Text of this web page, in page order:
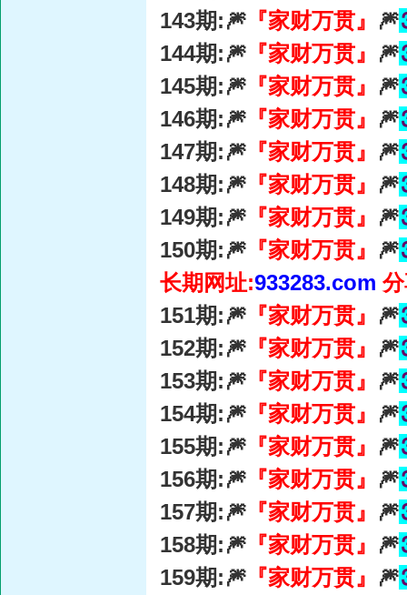
143期:🎆 『家财万贯』 🎆
144期:🎆 『家财万贯』 🎆
145期:🎆 『家财万贯』 🎆
146期:🎆 『家财万贯』 🎆
147期:🎆 『家财万贯』 🎆
148期:🎆 『家财万贯』 🎆
149期:🎆 『家财万贯』 🎆
150期:🎆 『家财万贯』 🎆
长期网址:933283.com
151期:🎆 『家财万贯』 🎆
152期:🎆 『家财万贯』 🎆
153期:🎆 『家财万贯』 🎆
154期:🎆 『家财万贯』 🎆
155期:🎆 『家财万贯』 🎆
156期:🎆 『家财万贯』 🎆
157期:🎆 『家财万贯』 🎆
158期:🎆 『家财万贯』 🎆
159期:🎆 『家财万贯』 🎆